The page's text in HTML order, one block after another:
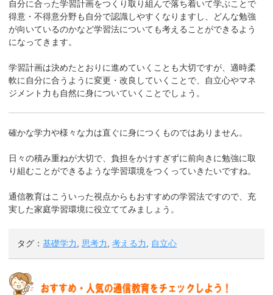
自分に合った学習計画をつくり取り組んで落ち着いて学ぶことで
得意・不得意分野も自分で認識しやすくなりますし、どんな勉強
が向いているのかなど学習法についても考えることができるよう
になってきます。
学習計画は決めたとおりに進めていくことも大切ですが、適時柔
軟に自分に合うように変更・改良していくことで、自立心やマネ
ジメント力も自然に身についていくことでしょう。
確かな学力や様々な力は直ぐに身につくものではありません。
日々の積み重ねが大切で、負担をかけすぎずに前向きに勉強に取
り組むことができるような学習環境をつくっていきたいですね。
通信教育はこういった視点からもおすすめの学習法ですので、充
実した家庭学習環境に役立ててみましょう。
タグ：基礎学力 思考力 ,考える力 自立心